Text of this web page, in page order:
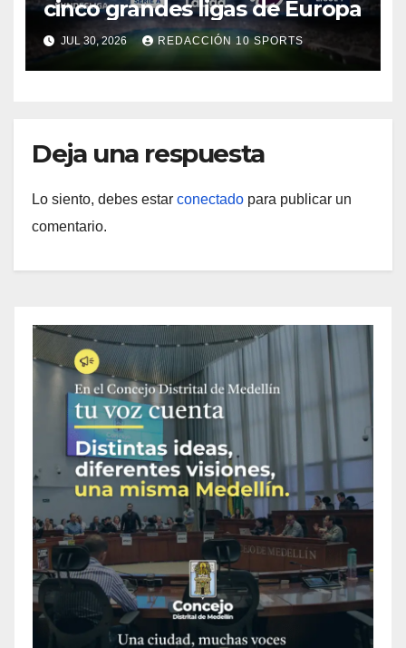
cinco grandes ligas de Europa
JUL 30, 2026 REDACCIÓN 10 SPORTS
Deja una respuesta
Lo siento, debes estar conectado para publicar un
comentario.